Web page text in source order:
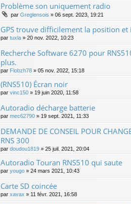
Problème son uniquement radio
par Greglensois » 06 sept. 2023, 19:21
GPS trouve difficilement la position et
par tuxla » 20 nov. 2022, 10:23
Recherche Software 6270 pour
plus.
par Flobzh78 » 05 nov. 2022, 15:18
(RNS510) Écran noir
par vinc150 » 19 juin 2020, 11:58
Autoradio décharge batterie
par mec62790 » 19 sept. 2021, 11:33
DEMANDE DE CONSEIL POUR
RNS 300
par doudou1819 » 25 juil. 2021, 20:04
Autoradio Touran RNS510 qui saute
par yougo » 24 mars 2021, 10:43
Carte SD coincée
par xavax » 11 févr. 2021, 16:58